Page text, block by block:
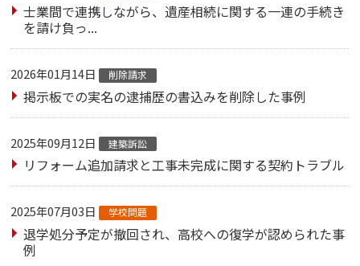
士業間で連携しながら、遺産相続に関する一連の手続き
を請け負っ...
2026年01月14日 削除請求
掲示板での実名の逮捕歴の書込みを削除した事例
2025年09月12日 建築訴訟
リフォーム追加請求と工事未完成に関する契約トラブル
2025年07月03日 学校問題
退学処分予定が撤回され、高校への復学が認められた事
例